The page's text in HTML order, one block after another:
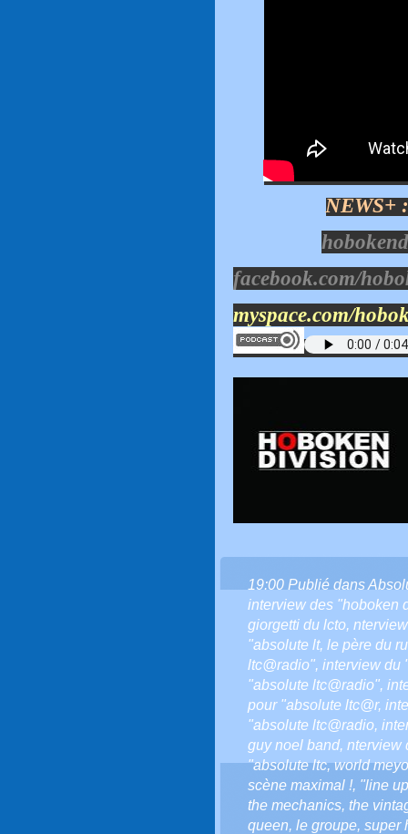
NEWS+
facebook.com/
myspace.com/
19:00 Publié dans
interview des "hoboken
giorgetti du lcto,
"absolute lt, le père du
ltc@radio", interview du
"absolute ltc@radio",
pour "absolute ltc@r,
"absolute ltc@radio,
guy noel band, nterview
"absolute ltc,world
scène maximal !, "line
the mechanics, the
queen, le groupe, super